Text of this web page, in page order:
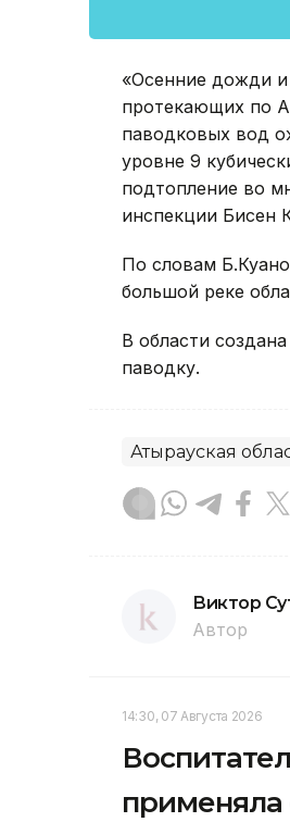
«Осенние дожди и
протекающих по
паводковых вод
уровне 9
подтопление во
инспекции Бисен
По словам
большой реке
В области
паводку.
Атырауская
Виктор
Автор
14:30, 07 Августа 2026
применяла